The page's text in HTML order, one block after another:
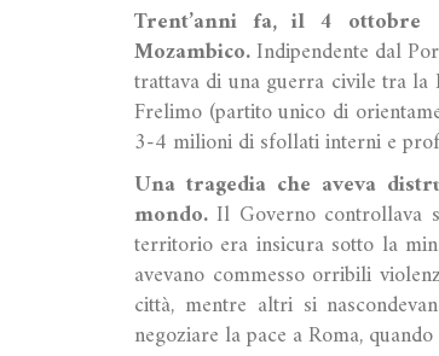
Trent’anni fa, il 4 ottobre
Mozambico.Indipendente dal
trattava di una guerra civile tra
Frelimo (partito unico di
3-4 milioni di sfollati interni e
Una tragedia che aveva
mondo. Il Governo controllava
territorio era insicura sotto la
avevano commesso orribili
città, mentre altri si
negoziare la pace a Roma,